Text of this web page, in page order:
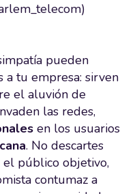
pueden
a tu empresa: sirven
el aluvión de
las redes,
en los usuarios
. No descartes
el público objetivo,
contumaz a